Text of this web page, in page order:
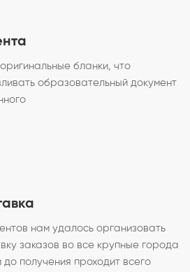
бланки, что
образовательный документ
нам удалось организовать
заказов во все крупные города
получения проходит всего